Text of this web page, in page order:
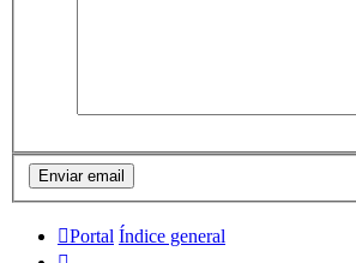
Portal Índice general